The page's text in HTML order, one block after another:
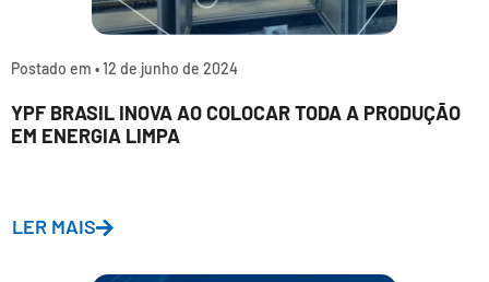
Postado em •12 de junho de 2024
YPF BRASIL INOVA AO COLOCAR TODA A PRODUÇÃO
EM ENERGIA LIMPA
LER MAIS